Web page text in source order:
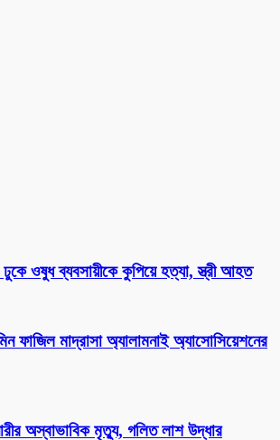
ওষুধ ব্যবসায়ীকে কুপিয়ে হত্যা, স্ত্রী আহত
ফাজিল মাদ্রাসা অ্যালামনাই অ্যাসোসিয়েশনের
অস্বাভাবিক মৃত্যু, গলিত লাশ উদ্ধার